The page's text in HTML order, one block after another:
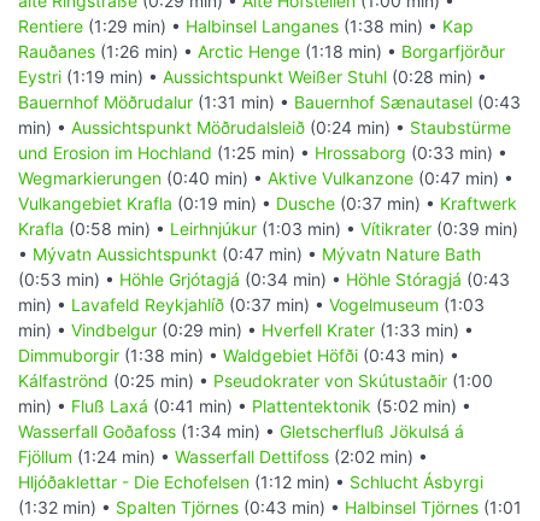
Rentiere (1:29 min) • Halbinsel Langanes (1:38 min) • Kap
Rauðanes (1:26 min) • Arctic Henge (1:18 min) • Borgarfjörður
Eystri (1:19 min) • Aussichtspunkt Weißer Stuhl (0:28 min) •
Bauernhof Möðrudalur (1:31 min) • Bauernhof Sænautasel (0:43
min) • Aussichtspunkt Möðrudalsleið (0:24 min) • Staubstürme
und Erosion im Hochland (1:25 min) • Hrossaborg (0:33 min) •
Wegmarkierungen (0:40 min) • Aktive Vulkanzone (0:47 min) •
Vulkangebiet Krafla (0:19 min) • Dusche (0:37 min) • Kraftwerk
Krafla (0:58 min) • Leirhnjúkur (1:03 min) • Vítikrater (0:39 min)
• Mývatn Aussichtspunkt (0:47 min) • Mývatn Nature Bath
(0:53 min) • Höhle Grjótagjá (0:34 min) • Höhle Stóragjá (0:43
min) • Lavafeld Reykjahlíð (0:37 min) • Vogelmuseum (1:03
min) • Vindbelgur (0:29 min) • Hverfell Krater (1:33 min) •
Dimmuborgir (1:38 min) • Waldgebiet Höfði (0:43 min) •
Kálfaströnd (0:25 min) • Pseudokrater von Skútustaðir (1:00
min) • Fluß Laxá (0:41 min) • Plattentektonik (5:02 min) •
Wasserfall Goðafoss (1:34 min) • Gletscherfluß Jökulsá á
Fjöllum (1:24 min) • Wasserfall Dettifoss (2:02 min) •
Hljóðaklettar - Die Echofelsen (1:12 min) • Schlucht Ásbyrgi
(1:32 min) • Spalten Tjörnes (0:43 min) • Halbinsel Tjörnes (1:01